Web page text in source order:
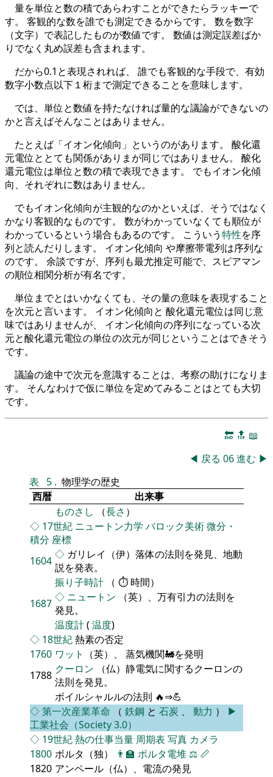
量を単位と数の積であらわすことができたらラッキーで
す。 客観的な数を誰でも測定できるからです。 数を数字
（文字）で表記したものが数値です。 数値は測定誤差ばか
りでなく丸め誤差も含まれます。
だから0.1と表現されれば、 誰でも客観的な手段で、有効
数字小数点以下１桁まで測定できることを意味します。
では、単位と数値を持たなければ量的な議論ができないの
かと言えばそんなことはありません。
たとえば「イオン化傾向」というのがあります。 酸化還
元電位ととても関係がありまが同じではありません。 酸化
還元電位は単位と数の積で表現できます。 でもイオン化傾
向、それぞれに数はありません。
でもイオン化傾向が主観的なのかといえば、そうではなく
かなり客観的なものです。 数がわかっていなくても順位が
わかっているという場合もあるのです。 こういう特性を序
列と読んだりします。 イオン化傾向 や摩擦帯電列は序列な
のです。 余談ですが、序列も最尤推定可能で、スピアマン
の順位相関分析が有名です。
単位までとはいかなくても、その量の意味を表現すること
を次元と言います。 イオン化傾向と 酸化還元電位は同じ意
味ではありませんが、 イオン化傾向の序列になっている次
元と酸化還元電位の単位の次元が同じということはできそう
です。
議論の途中で次元を意識することは、考察の助けになりま
す。 そんなわけで仮に単位を定めてみることはとても大切
です。
🔚 🔝 📖
◀ 戻る 06進む ▶
表
5 . 物理学の歴史
西暦
出来事
ものさし （長さ ）
◇ 17世紀 ニュートン力学 バロック美術微分・
積分 座標
1604 ◇ ガリレイ（伊）落体の法則を発見、地動
説を発表。
振り子時計 （ ⏱ 時間）
1687 ◇ ニュートン （英）、万有引力の法則を
発見。
温度計( 温度)
◇ 18世紀熱素の否定
1760 ワット
（英）、 蒸気機関🚂を発明
1788 クーロン （仏）静電気に関するクーロンの
法則を発見。
ボイルシャルルの法則 🔥⇒💪
◇第一次産業革命 （ 鉄鋼 と 石炭 、 動力 ） ▶
工業社会（Society 3.0）
◇ 19世紀熱の仕事当量 周期表 写真 カメラ
1800 ボルタ（独） 👨‍🏫 ボルタ電堆 ⚖️ 📏
1820 アンペール（仏）、電流の発見